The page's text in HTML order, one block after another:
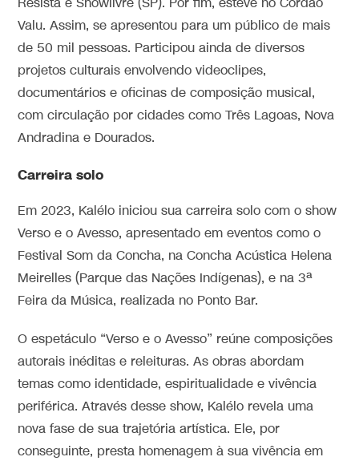
Resista e Showlivre (SP). Por fim, esteve no Cordão
Valu. Assim, se apresentou para um público de mais
de 50 mil pessoas. Participou ainda de diversos
projetos culturais envolvendo videoclipes,
documentários e oficinas de composição musical,
com circulação por cidades como Três Lagoas, Nova
Andradina e Dourados.
Carreira solo
Em 2023, Kalélo iniciou sua carreira solo com o show
Verso e o Avesso, apresentado em eventos como o
Festival Som da Concha, na Concha Acústica Helena
Meirelles (Parque das Nações Indígenas), e na 3ª
Feira da Música, realizada no Ponto Bar.
O espetáculo “Verso e o Avesso” reúne composições
autorais inéditas e releituras. As obras abordam
temas como identidade, espiritualidade e vivência
periférica. Através desse show, Kalélo revela uma
nova fase de sua trajetória artística. Ele, por
conseguinte, presta homenagem à sua vivência em